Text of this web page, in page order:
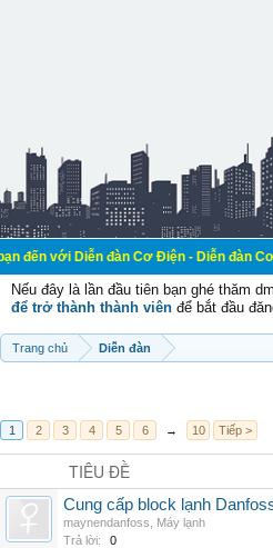
đàn Cơ Điện - Diễn đàn Cơ điện là
Nếu đây là lần đầu tiên bạn ghé thăm
để trở thành thành viên để bắt đầu
Trang chủ Diễn đàn
1 2 3 4 5 6 → 10 Tiếp >
TIÊU ĐỀ
Cung cấp block lạnh
maynendanfoss
Máy lạnh
Trả lời:
0